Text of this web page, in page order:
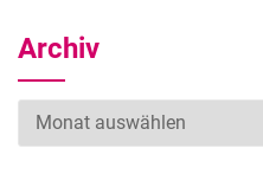
Archiv
Archiv